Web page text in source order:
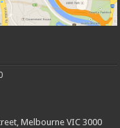
Melbourne VIC 3000